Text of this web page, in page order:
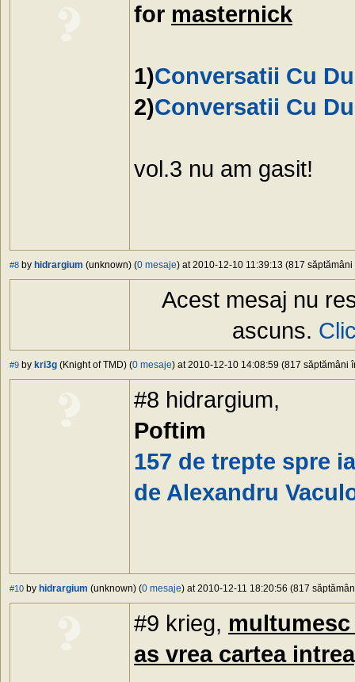
for masternick
1)Conversatii Cu
2)Conversatii Cu
vol.3 nu am gasit!
#8 by hidrargium (unknown) (0 mesaje) at 2010-12-10 11:39:13 (817 săptămâni
Acest mesaj nu
ascuns.
#9 by kri3g (Knight of TMD) (0 mesaje) at 2010-12-10 14:08:59 (817 săptămâni
#8 hidrargium,
Poftim
157 de trepte spre
de Alexandru
#10 by hidrargium (unknown) (0 mesaje) at 2010-12-11 18:20:56 (817
#9 krieg, multumesc
as vrea cartea